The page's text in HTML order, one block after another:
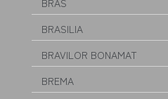
BRAS
BRASILIA
BRAVILOR BONAMAT
BREMA